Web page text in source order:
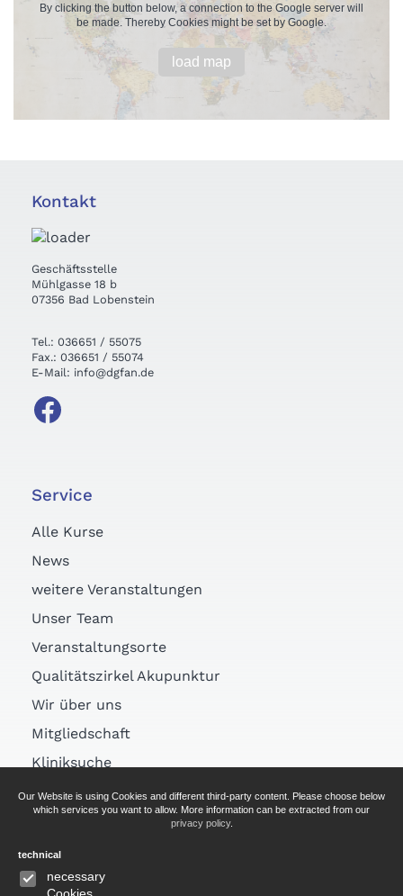
By clicking the button below, a connection to the Google server will
be made. Thereby Cookies might be set by Google.
load map
Kontakt
Geschäftsstelle
Mühlgasse 18 b
07356 Bad Lobenstein
Tel.: 036651 / 55075
Fax.: 036651 / 55074
E-Mail: info@dgfan.de
Service
Alle Kurse
News
weitere Veranstaltungen
Unser Team
Veranstaltungsorte
Qualitätszirkel Akupunktur
Wir über uns
Mitgliedschaft
Kliniksuche
Links
Arztsuche
AGB
Our Website is using Cookies and different third-party content. Please choose below
which services you want to allow. More information can be extracted from our
privacy policy.
technical
necessary